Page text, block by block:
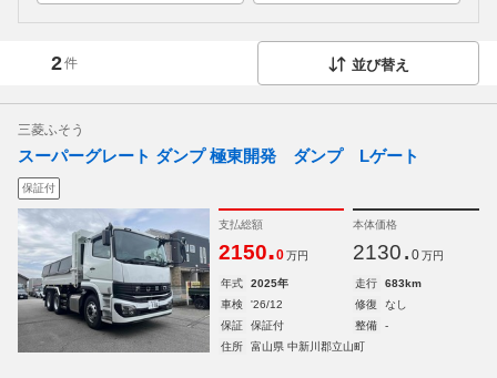
2件 並び替え
三菱ふそう
スーパーグレート ダンプ 極東開発 ダンプ Lゲート
保証付
支払総額
2150.0 万円
本体価格
2130. 0 万円
年式 2025年 走行
683km
車検
'26/12 修復
なし
保証
保証付 整備
-
住所
富山県 中新川郡立山町